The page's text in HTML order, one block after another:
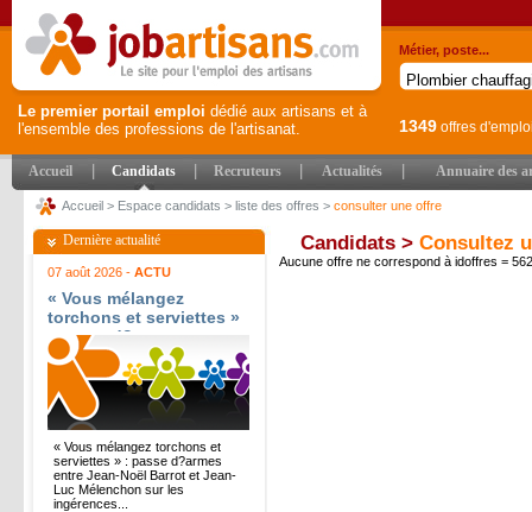
Le premier portail emploi dédié aux artisans et à
l'ensemble des professions de l'artisanat.
Métier, poste...
1349 offres
Accueil Candidats Recruteurs Actualités Annuaire des
Accueil > Espace candidats > liste des offres > consulter une offre
Dernière actualité
07 août 2026 - ACTU
« Vous mélangez
torchons et serviettes »
: passe d?armes entre
Jean-Noël Barrot et
Jean-Luc Mélenchon sur
les ingérences
étrangères - Le Parisien
« Vous mélangez torchons et
serviettes » : passe d?armes
entre Jean-Noël Barrot et Jean-
Luc Mélenchon sur les
ingérences...
Candidats > Consultez
Aucune offre ne correspond à idoffres =